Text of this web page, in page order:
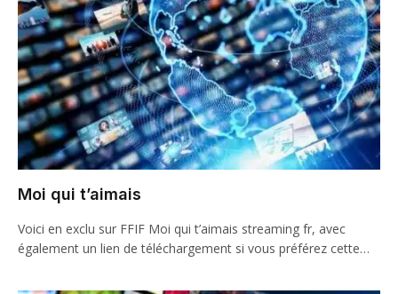
Moi qui t’aimais
Voici en exclu sur FFIF Moi qui t’aimais streaming fr, avec
également un lien de téléchargement si vous préférez cette…